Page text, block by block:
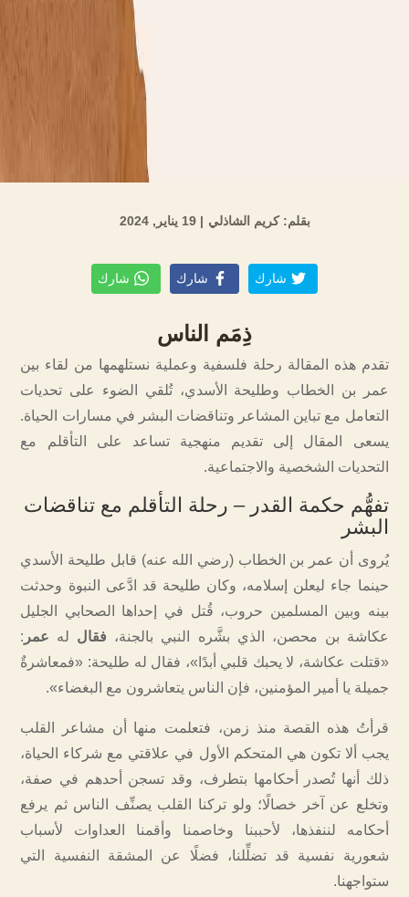
بقلم: كريم الشاذلي | 19 يناير, 2024
شارك شارك شارك
ذِمَم الناس
تقدم هذه المقالة رحلة فلسفية وعملية نستلهمها من لقاء بين
عمر بن الخطاب وطليحة الأسدي، تُلقي الضوء على تحديات
التعامل مع تباين المشاعر وتناقضات البشر في مسارات الحياة.
يسعى المقال إلى تقديم منهجية تساعد على التأقلم مع
التحديات الشخصية والاجتماعية.
تفهُّم حكمة القدر – رحلة التأقلم مع تناقضات
البشر
يُروى أن عمر بن الخطاب (رضي الله عنه) قابل طليحة الأسدي
حينما جاء ليعلن إسلامه، وكان طليحة قد ادَّعى النبوة وحدثت
بينه وبين المسلمين حروب، قُتل في إحداها الصحابي الجليل
عكاشة بن محصن، الذي بشَّره النبي بالجنة، فقال له عمر :
«قتلت عكاشة، لا يحبك قلبي أبدًا»، فقال له طليحة: «فمعاشرةٌ
جميلة يا أمير المؤمنين، فإن الناس يتعاشرون مع البغضاء».
قرأتُ هذه القصة منذ زمن، فتعلمت منها أن مشاعر القلب
يجب ألا تكون هي المتحكم الأول في علاقتي مع شركاء الحياة،
ذلك أنها تُصدر أحكامها بتطرف، وقد تسجن أحدهم في صفة،
وتخلع عن آخر خصالًا؛ ولو تركنا القلب يصنِّف الناس ثم يرفع
أحكامه لننفذها، لأحببنا وخاصمنا وأقمنا العداوات لأسباب
شعورية نفسية قد تضلِّلنا، فضلًا عن المشقة النفسية التي
ستواجهنا.